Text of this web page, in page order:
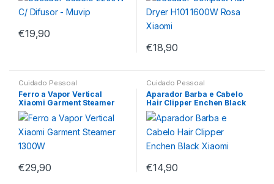
€19,90
€18,90
Cuidado Pessoal
Ferro a Vapor Vertical
Xiaomi Garment Steamer
1300W
€29,90
Cuidado Pessoal
Aparador Barba e Cabelo
Hair Clipper Enchen Black
Xiaomi
€14,90